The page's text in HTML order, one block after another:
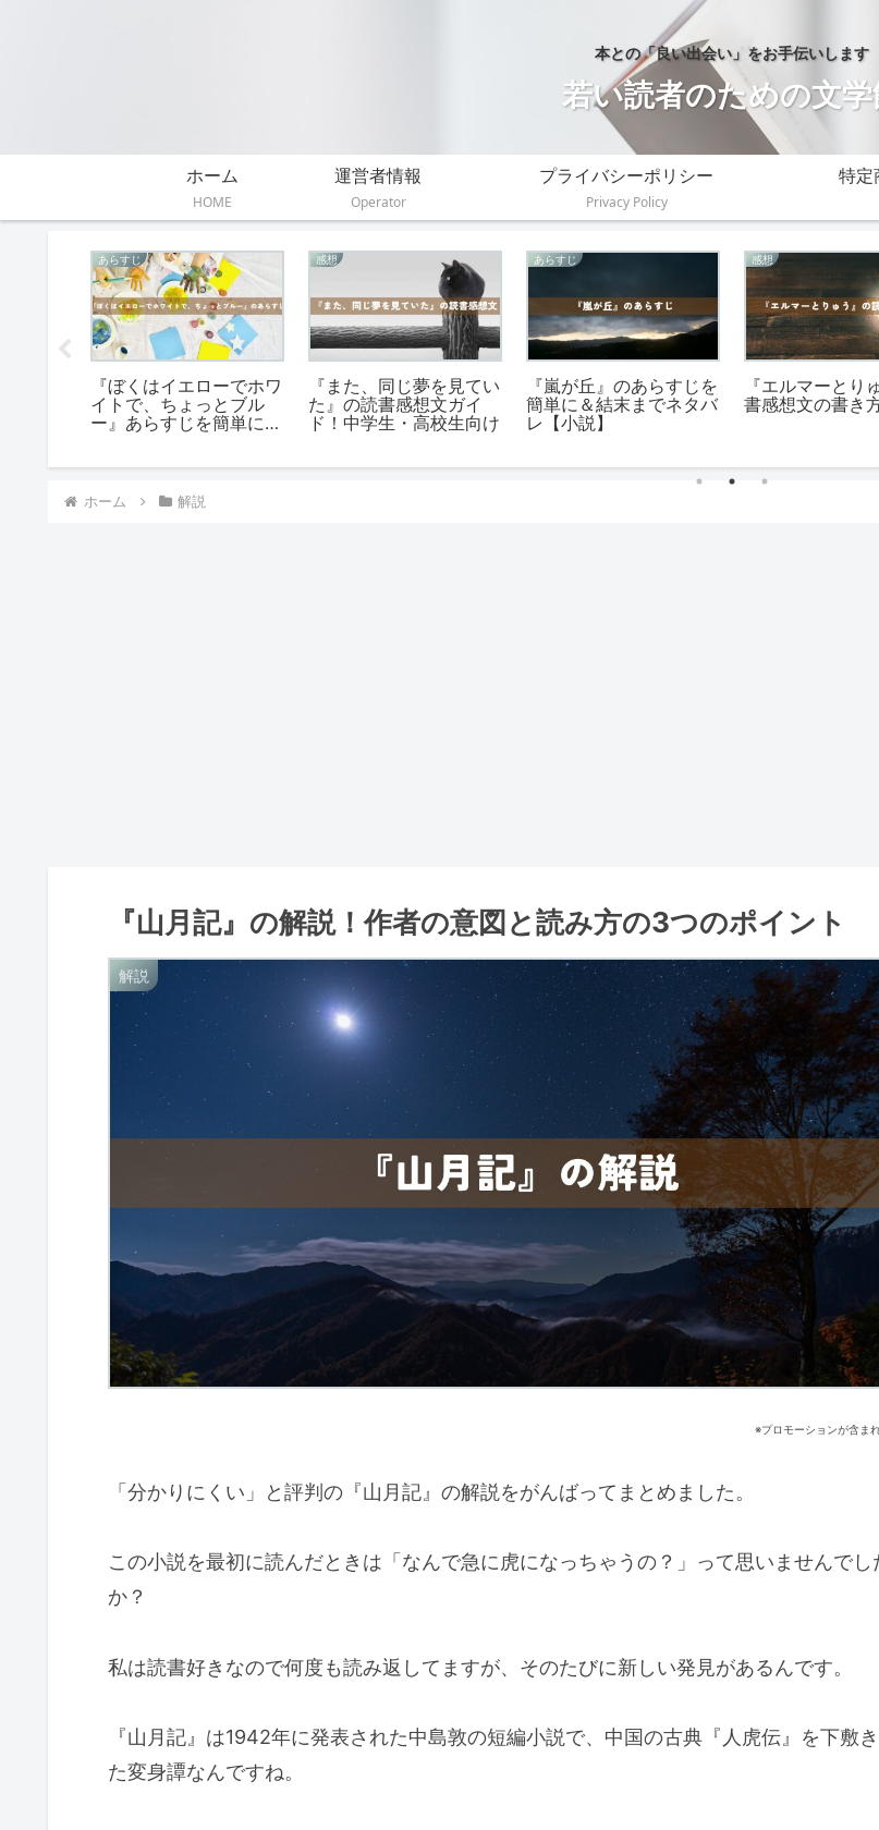
本との「良い出会い」をお手伝いします
若い読者のための文学
ホーム
HOME
運営者情報
Operator
プライバシーポリシー
Privacy Policy
特定
感想
『時をかける少女』読書
感想文の例文｜高校生・
中学生・小学生の書き方
伝えたいこと
『赤毛のアン』が伝えた
いこと。心の成長をもた
らす7つの魔法
伝えたいこと
『火花』が伝えたいこ
と。読み返して見つけた
4つの気づき！
伝えたいこと
『博士の愛した
伝えたいこと。
ホーム 解説
『山月記』の解説！作者の意図と読み方の3つのポイント
解説
※プロモーションが含ま
「分かりにくい」と評判の『山月記』の解説をがんばってまとめました。
この小説を最初に読んだときは「なんで急に虎になっちゃうの？」って思いませんでし
か？
私は読書好きなので何度も読み返してますが、そのたびに新しい発見があるんです。
『山月記』は1942年に発表された中島敦の短編小説で、中国の古典『人虎伝』を下敷
た変身譚なんですね。